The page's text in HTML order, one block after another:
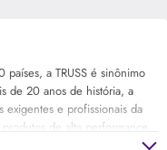
a TRUSS é sinônimo
de 20 anos de história, a
exigentes e profissionais da
de alta performance
a TRUSS faz parte do